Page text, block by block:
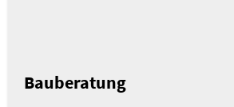
Bauberatung